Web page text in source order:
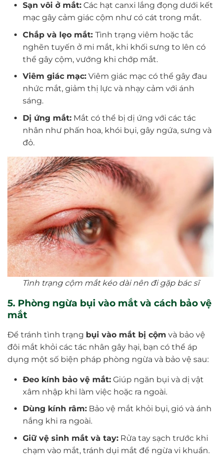
Sạn vôi ở mắt:Các hạt canxi lắng đọng dưới kết
mạc gây cảm giác cộm như có cát trong mắt.
Chắp và lẹo mắt: Tình trạng viêm hoặc tắc
nghẽn tuyến ở mi mắt, khi khối sưng to lên có
thể gây cộm, vướng khi chớp mắt.
Viêm giác mạc:Viêm giác mạc có thể gây đau
nhức mắt, giảm thị lực và nhạy cảm với ánh
sáng.
Dị ứng mắt:Mắt có thể bị dị ứng với các tác
nhân như phấn hoa, khói bụi, gây ngứa, sưng và
đỏ.
Tình trạng cộm mắt kéo dài nên đi gặp bác sĩ
5. Phòng ngừa bụi vào mắt và cách bảo vệ
mắt
Để tránh tình trạng bụi vào mắt bị cộm và bảo vệ
đôi mắt khỏi các tác nhân gây hại, bạn có thể áp
dụng một số biện pháp phòng ngừa và bảo vệ sau:
Đeo kính bảo vệ mắt:Giúp ngăn bụi và dị vật
xâm nhập khi làm việc hoặc ra ngoài.
Dùng kính râm:Bảo vệ mắt khỏi bụi, gió và ánh
nắng khi ra ngoài.
Giữ vệ sinh mắt và tay:Rửa tay sạch trước khi
chạm vào mắt, tránh dụi mắt để ngừa vi khuẩn.